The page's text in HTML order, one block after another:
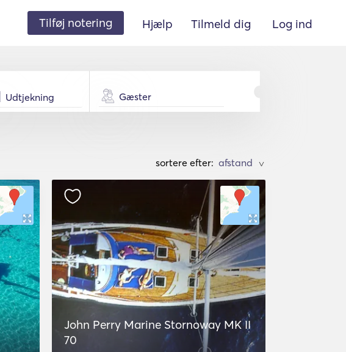
Tilføj notering Hjælp Tilmeld dig Log ind
Gæster
sortere efter: >
John Perry Marine Stornoway MK II
70